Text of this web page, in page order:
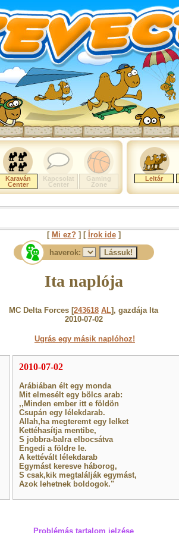
Karaván
Center
Kapcsolat
Center
Gaming
Zone
Leltár
[ Mi ez?] [ Írok ide]
haverok:
Ita naplója
MC Delta Forces [243618 AL], gazdája Ita
2010-07-02
Ugrás egy másik naplóhoz!
2010-07-02
Arábiában élt egy monda
Mit elmesélt egy bölcs arab:
,,Minden ember itt e földön
Csupán egy lélekdarab.
Allah,ha megteremt egy lelket
Kettéhasítja mentibe,
S jobbra-balra elbocsátva
Engedi a földre le.
A kettévált lélekdarab
Egymást keresve háborog,
S csak,kik megtalálják egymást,
Azok lehetnek boldogok."
Problémás tartalom jelzése